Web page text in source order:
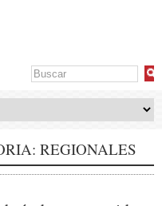
REGIONALES